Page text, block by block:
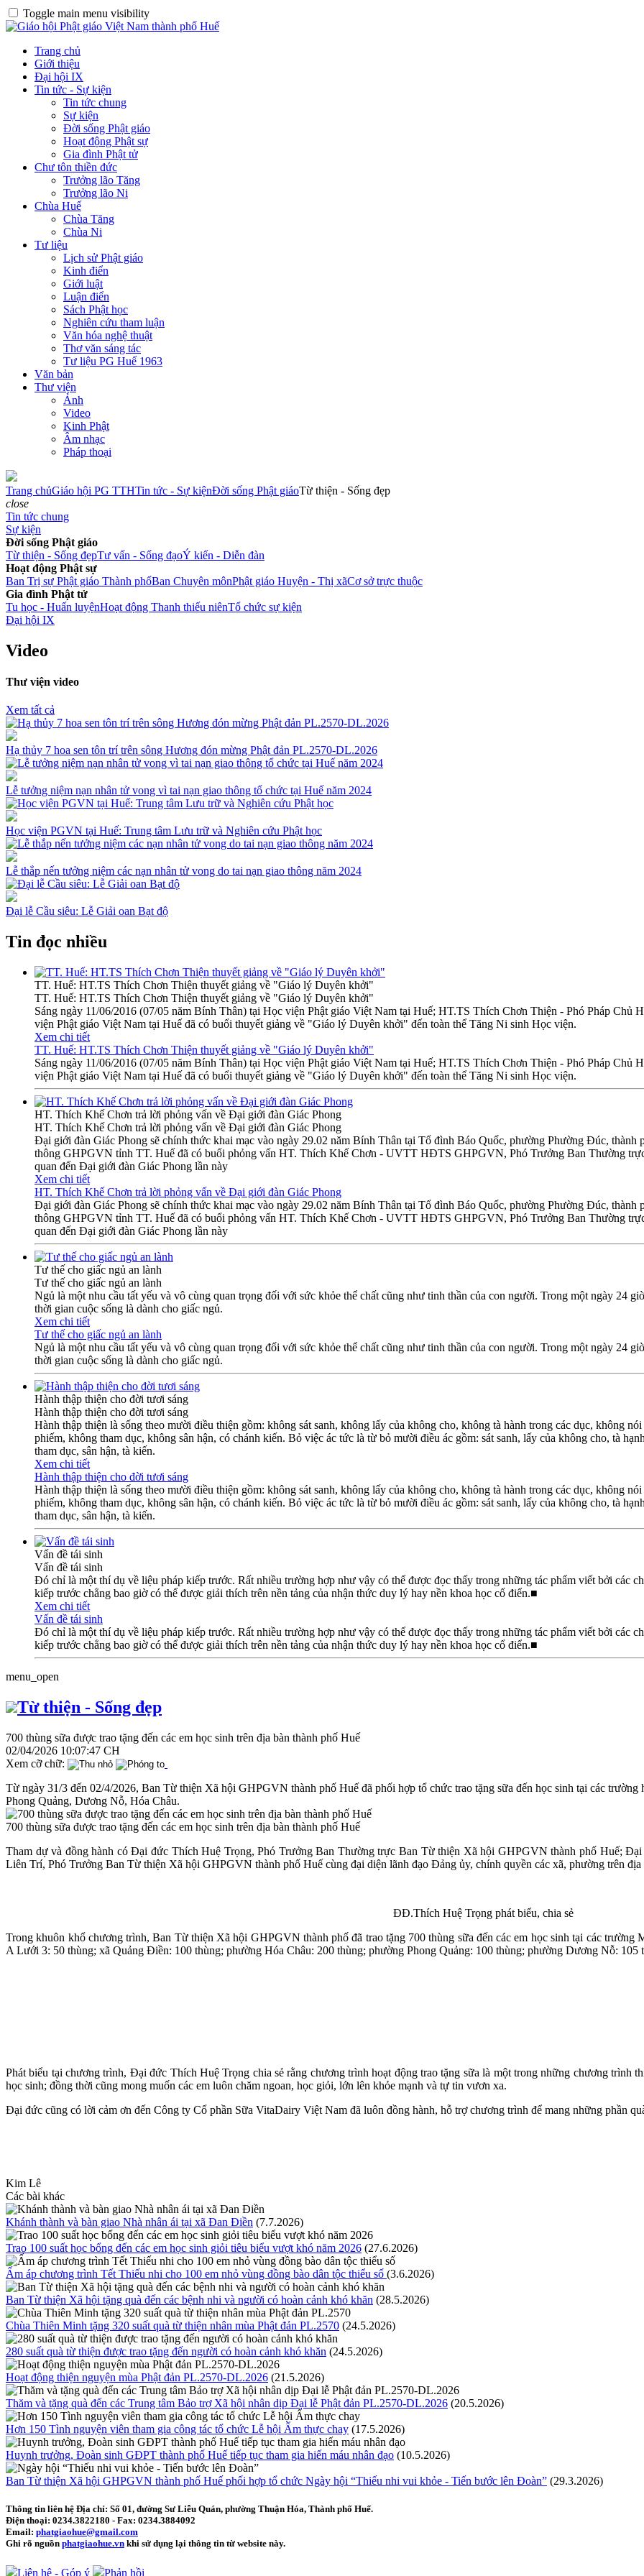
Toggle main menu visibility
Trang chủ
Giới thiệu
Đại hội IX
Tin tức - Sự kiện
Tin tức chung
Sự kiện
Đời sống Phật giáo
Hoạt động Phật sự
Gia đình Phật tử
Chư tôn thiền đức
Trưởng lão Tăng
Trưởng lão Ni
Chùa Huế
Chùa Tăng
Chùa Ni
Tư liệu
Lịch sử Phật giáo
Kinh điển
Giới luật
Luận điển
Sách Phật học
Nghiên cứu tham luận
Văn hóa nghệ thuật
Thơ văn sáng tác
Tư liệu PG Huế 1963
Văn bản
Thư viện
Ảnh
Video
Kinh Phật
Âm nhạc
Pháp thoại
Trang chủGiáo hội PG TTHTin tức - Sự kiệnĐời sống Phật giáoTừ thiện - Sống đẹp
close
Tin tức chung
Sự kiện
Đời sống Phật giáo
Từ thiện - Sống đẹpTư vấn - Sống đạoÝ kiến - Diễn đàn
Hoạt động Phật sự
Ban Trị sự Phật giáo Thành phốBan Chuyên mônPhật giáo Huyện - Thị xãCơ sở trực thuộc
Gia đình Phật tử
Tu học - Huấn luyệnHoạt động Thanh thiếu niênTổ chức sự kiện
Đại hội IX
Video
Thư viện video
Xem tất cả
Hạ thủy 7 hoa sen tôn trí trên sông Hương đón mừng Phật đản PL.2570-DL.2026
Lễ tưởng niệm nạn nhân tử vong vì tai nạn giao thông tổ chức tại Huế năm 2024
Học viện PGVN tại Huế: Trung tâm Lưu trữ và Nghiên cứu Phật học
Lễ thắp nến tưởng niệm các nạn nhân tử vong do tai nạn giao thông năm 2024
Đại lễ Cầu siêu: Lễ Giải oan Bạt độ
Tin đọc nhiều
TT. Huế: HT.TS Thích Chơn Thiện thuyết giảng về "Giáo lý Duyên khởi"
TT. Huế: HT.TS Thích Chơn Thiện thuyết giảng về "Giáo lý Duyên khởi"
Sáng ngày 11/06/2016 (07/05 năm Bính Thân) tại Học viện Phật giáo Việt Nam tại Huế; HT.TS Thích Chơn Thiện - Phó Pháp
viện Phật giáo Việt Nam tại Huế đã có buổi thuyết giảng về "Giáo lý Duyên khởi" đến toàn thể Tăng Ni sinh Học viện.
Xem chi tiết
TT. Huế: HT.TS Thích Chơn Thiện thuyết giảng về "Giáo lý Duyên khởi"
Sáng ngày 11/06/2016 (07/05 năm Bính Thân) tại Học viện Phật giáo Việt Nam tại Huế; HT.TS Thích Chơn Thiện - Phó Pháp
viện Phật giáo Việt Nam tại Huế đã có buổi thuyết giảng về "Giáo lý Duyên khởi" đến toàn thể Tăng Ni sinh Học viện.
HT. Thích Khế Chơn trả lời phỏng vấn về Đại giới đàn Giác Phong
HT. Thích Khế Chơn trả lời phỏng vấn về Đại giới đàn Giác Phong
Đại giới đàn Giác Phong sẽ chính thức khai mạc vào ngày 29.02 năm Bính Thân tại Tổ đình Báo Quốc, phường Phường Đúc,
thông GHPGVN tỉnh TT. Huế đã có buổi phỏng vấn HT. Thích Khế Chơn - UVTT HĐTS GHPGVN, Phó Trưởng Ban Thường
quan đến Đại giới đàn Giác Phong lần này
Xem chi tiết
HT. Thích Khế Chơn trả lời phỏng vấn về Đại giới đàn Giác Phong
Đại giới đàn Giác Phong sẽ chính thức khai mạc vào ngày 29.02 năm Bính Thân tại Tổ đình Báo Quốc, phường Phường Đúc,
thông GHPGVN tỉnh TT. Huế đã có buổi phỏng vấn HT. Thích Khế Chơn - UVTT HĐTS GHPGVN, Phó Trưởng Ban Thường
quan đến Đại giới đàn Giác Phong lần này
Tư thế cho giấc ngủ an lành
Tư thế cho giấc ngủ an lành
Ngủ là một nhu cầu tất yếu và vô cùng quan trọng đối với sức khỏe thể chất cũng như tinh thần của con người. Trong một ngày 24
thời gian cuộc sống là dành cho giấc ngủ.
Xem chi tiết
Tư thế cho giấc ngủ an lành
Ngủ là một nhu cầu tất yếu và vô cùng quan trọng đối với sức khỏe thể chất cũng như tinh thần của con người. Trong một ngày 24
thời gian cuộc sống là dành cho giấc ngủ.
Hành thập thiện cho đời tươi sáng
Hành thập thiện cho đời tươi sáng
Hành thập thiện là sống theo mười điều thiện gồm: không sát sanh, không lấy của không cho, không tà hành trong các dục, không
phiếm, không tham dục, không sân hận, có chánh kiến. Bỏ việc ác tức là từ bỏ mười điều ác gồm: sát sanh, lấy của không cho, tà
tham dục, sân hận, tà kiến.
Xem chi tiết
Hành thập thiện cho đời tươi sáng
Hành thập thiện là sống theo mười điều thiện gồm: không sát sanh, không lấy của không cho, không tà hành trong các dục, không
phiếm, không tham dục, không sân hận, có chánh kiến. Bỏ việc ác tức là từ bỏ mười điều ác gồm: sát sanh, lấy của không cho, tà
tham dục, sân hận, tà kiến.
Vấn đề tái sinh
Vấn đề tái sinh
Đó chỉ là một thí dụ về liệu pháp kiếp trước. Rất nhiều trường hợp như vậy có thể được đọc thấy trong những tác phẩm viết bởi các
kiếp trước chẳng bao giờ có thể được giải thích trên nền tảng của nhận thức duy lý hay nền khoa học cổ điển.■
Xem chi tiết
Vấn đề tái sinh
Đó chỉ là một thí dụ về liệu pháp kiếp trước. Rất nhiều trường hợp như vậy có thể được đọc thấy trong những tác phẩm viết bởi các
kiếp trước chẳng bao giờ có thể được giải thích trên nền tảng của nhận thức duy lý hay nền khoa học cổ điển.■
menu_open
Từ thiện - Sống đẹp
700 thùng sữa được trao tặng đến các em học sinh trên địa bàn thành phố Huế
02/04/2026 10:07:47 CH
Xem cỡ chữ:
Từ ngày 31/3 đến 02/4/2026, Ban Từ thiện Xã hội GHPGVN thành phố Huế đã phối hợp tổ chức trao tặng sữa đến học sinh tại các
Phong Quảng, Dương Nỗ, Hóa Châu.
700 thùng sữa được trao tặng đến các em học sinh trên địa bàn thành phố Huế
Tham dự và đồng hành có Đại đức Thích Huệ Trọng, Phó Trưởng Ban Thường trực Ban Từ thiện Xã hội GHPGVN thành phố Huế;
Liên Trí, Phó Trưởng Ban Từ thiện Xã hội GHPGVN thành phố Huế cùng đại diện lãnh đạo Đảng ủy, chính quyền các xã, phường trên địa
ĐĐ.Thích Huệ Trọng phát biểu, chia sẻ
Trong khuôn khổ chương trình, Ban Từ thiện Xã hội GHPGVN thành phố đã trao tặng 700 thùng sữa đến các em học sinh tại các
A Lưới 3: 50 thùng; xã Quảng Điền: 100 thùng; phường Hóa Châu: 200 thùng; phường Phong Quảng: 100 thùng; phường Dương Nỗ: 105
Phát biểu tại chương trình, Đại đức Thích Huệ Trọng chia sẻ rằng chương trình hoạt động trao tặng sữa là một trong những chương trình
học sinh; đồng thời cũng mong muốn các em luôn chăm ngoan, học giỏi, lớn lên khỏe mạnh và tự tin vươn xa.
Đại đức cũng có lời cảm ơn đến Công ty Cổ phần Sữa VitaDairy Việt Nam đã luôn đồng hành, hỗ trợ chương trình để mang những phần
Kim Lê
Các bài khác
Khánh thành và bàn giao Nhà nhân ái tại xã Đan Điền (7.7.2026)
Trao 100 suất học bổng đến các em học sinh giỏi tiêu biểu vượt khó năm 2026 (27.6.2026)
Ấm áp chương trình Tết Thiếu nhi cho 100 em nhỏ vùng đồng bào dân tộc thiểu số (3.6.2026)
Ban Từ thiện Xã hội tặng quà đến các bệnh nhi và người có hoàn cảnh khó khăn (28.5.2026)
Chùa Thiên Minh tặng 320 suất quà từ thiện nhân mùa Phật đản PL.2570 (24.5.2026)
280 suất quà từ thiện được trao tặng đến người có hoàn cảnh khó khăn (24.5.2026)
Hoạt động thiện nguyện mùa Phật đản PL.2570-DL.2026 (21.5.2026)
Thăm và tặng quà đến các Trung tâm Bảo trợ Xã hội nhân dịp Đại lễ Phật đản PL.2570-DL.2026 (20.5.2026)
Hơn 150 Tình nguyện viên tham gia công tác tổ chức Lễ hội Ẩm thực chay (17.5.2026)
Huynh trưởng, Đoàn sinh GĐPT thành phố Huế tiếp tục tham gia hiến máu nhân đạo (10.5.2026)
Ban Từ thiện Xã hội GHPGVN thành phố Huế phối hợp tổ chức Ngày hội “Thiếu nhi vui khỏe - Tiến bước lên Đoàn” (29.3.2026)
Thông tin liên hệ Địa chỉ: Số 01, đường Sư Liễu Quán, phường Thuận Hóa, Thành phố Huế.
Điện thoại: 0234.3822180 - Fax: 0234.3884092
Email: phatgiaohue@gmail.com
Ghi rõ nguồn phatgiaohue.vn khi sử dụng lại thông tin từ website này.
Liên hệ - Góp ý Phản hồi